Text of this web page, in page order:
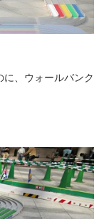
、ウォールバンク